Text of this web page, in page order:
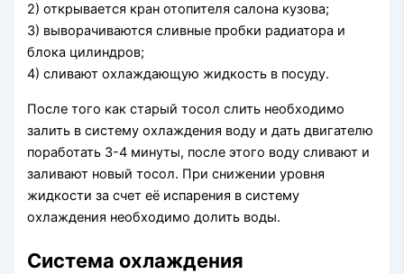
2) открывается кран отопителя салона кузова;
3) выворачиваются сливные пробки радиатора и
блока цилиндров;
4) сливают охлаждающую жидкость в посуду.
После того как старый тосол слить необходимо
залить в систему охлаждения воду и дать двигателю
поработать 3-4 минуты, после этого воду сливают и
заливают новый тосол. При снижении уровня
жидкости за счет её испарения в систему
охлаждения необходимо долить воды.
Система охлаждения